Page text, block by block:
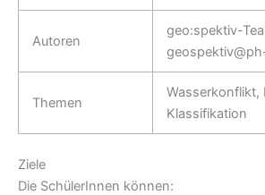
Autoren
geo:spektiv-
Themen
Wasserkonflikt,
Klassifikation
Ziele
Die SchülerInnen können: